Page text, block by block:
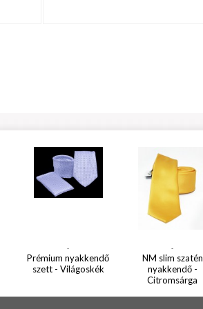
-
Prémium nyakkendő
szett - Világoskék
-
NM slim szatén
nyakkendő -
Citromsárga